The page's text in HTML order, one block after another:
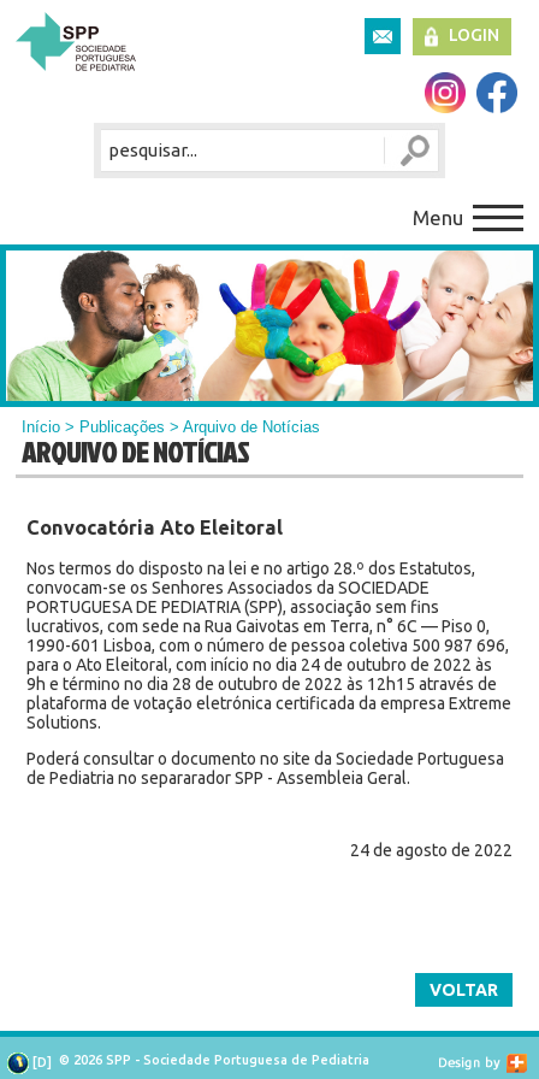
LOGIN
Menu
Início > Publicações > Arquivo de Notícias
ARQUIVO DE NOTÍCIAS
Convocatória Ato Eleitoral
Nos termos do disposto na lei e no artigo 28.º dos Estatutos,
convocam-se os Senhores Associados da SOCIEDADE
PORTUGUESA DE PEDIATRIA (SPP), associação sem fins
lucrativos, com sede na Rua Gaivotas em Terra, n° 6C — Piso 0,
1990-601 Lisboa, com o número de pessoa coletiva 500 987 696,
para o Ato Eleitoral, com início no dia 24 de outubro de 2022 às
9h e término no dia 28 de outubro de 2022 às 12h15 através de
plataforma de votação eletrónica certificada da empresa Extreme
Solutions.
Poderá consultar o documento no site da Sociedade Portuguesa
de Pediatria no separarador SPP - Assembleia Geral.
24 de agosto de 2022
VOLTAR
[D] © 2026 SPP - Sociedade Portuguesa de Pediatria